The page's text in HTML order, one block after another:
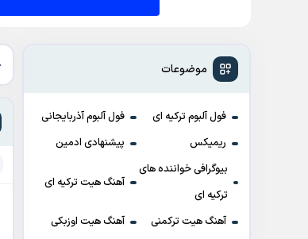
موضوعات
فول آلبوم ترکیه ای
فول آلبوم آذربایجانی
ریمیکس
پیشنهادی ادمین
بیوگرافی خواننده های
ترکیه ای
آهنگ هیت ترکیه ای
آهنگ هیت ترکمنی آهنگ هیت اوزبکی